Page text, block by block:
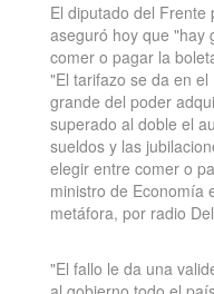
El diputado del Frente
aseguró hoy que "hay
comer o pagar la
"El tarifazo se da en
grande del poder
superado al doble el
sueldos y las
elegir entre comer o
ministro de Economía
metáfora, por radio
"El fallo le da una